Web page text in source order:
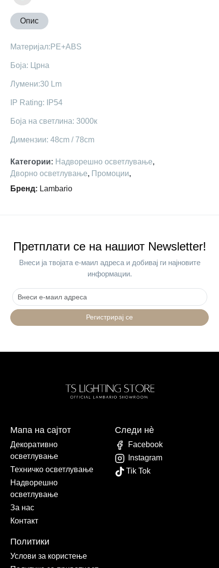
Опис
Maтеријал:PE+ABS
Боја: Црна
Лумени:30 Lm
IP Rating: IP54
Боја на светлина: 3000к
Димензии: 48cm / 78cm
Категории: Надворешно осветлување,
Дворно осветлување, Промоции,
Бренд: Lambario
Претплати се на нашиот Newsletter!
Внеси ја твојата е-маил адреса и добивај ги најновите
информации.
Регистрирај се
Мапа на сајтот
Декоративно
осветлување
Техничко осветлување
Надворешно
осветлување
За нас
Контакт
Политики
Услови за користење
Следи нè
Facebook
Instagram
Tik Tok